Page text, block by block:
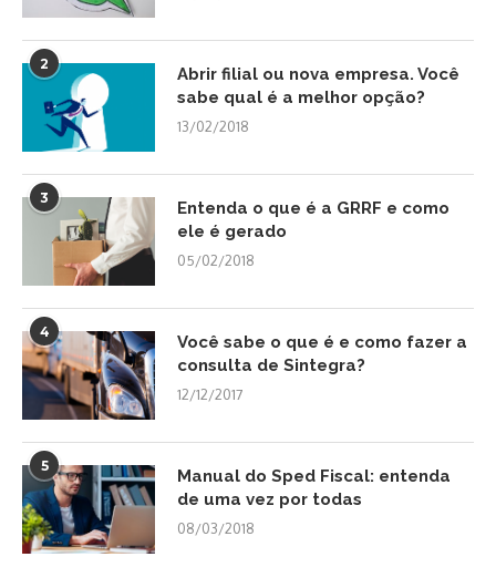
2
Abrir filial ou nova empresa. Você
sabe qual é a melhor opção?
13/02/2018
3
Entenda o que é a GRRF e como
ele é gerado
05/02/2018
4
Você sabe o que é e como fazer a
consulta de Sintegra?
12/12/2017
5
Manual do Sped Fiscal: entenda
de uma vez por todas
08/03/2018